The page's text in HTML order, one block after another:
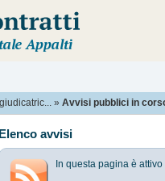
» Avvisi pubblici in
Elenco avvisi
In questa pagina è